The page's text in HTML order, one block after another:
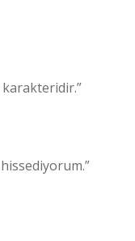
karakteridir.”